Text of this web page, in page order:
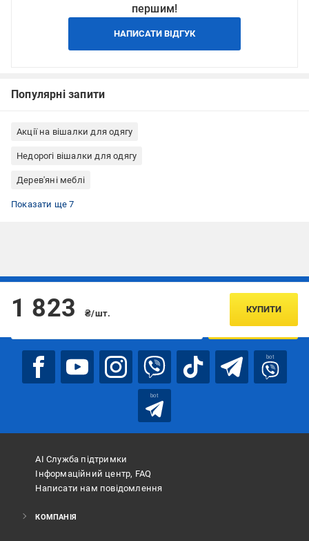
першим!
НАПИСАТИ ВІДГУК
Популярні запити
Акції на вішалки для одягу
Недорогі вішалки для одягу
Дерев'яні меблі
Показати ще 7
1 823 ₴/шт. КУПИТИ
Підписуйтесь, щоб дізнаватись першим про акції та пропозиції
ПІДПИСАТИСЯ
bot
bot
АІ Служба підтримки
Інформаційний центр, FAQ
Написати нам повідомлення
КОМПАНІЯ